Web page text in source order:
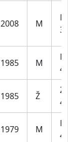
2008 M
1985 M
1985 Ž
1979 M